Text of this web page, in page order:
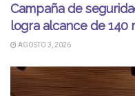
Campaña de
logra alcance de 140
AGOSTO 3, 2026